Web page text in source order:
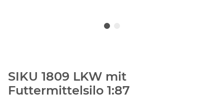
SIKU 1809 LKW mit
Futtermittelsilo 1:87